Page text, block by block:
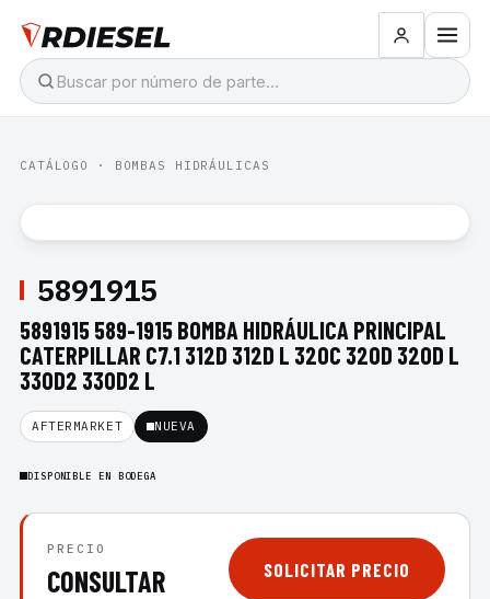
CATÁLOGO · BOMBAS HIDRÁULICAS
5891915
5891915 589-1915 BOMBA HIDRÁULICA PRINCIPAL
CATERPILLAR C7.1 312D 312D L 320C 320D 320D L
330D2 330D2 L
AFTERMARKET NUEVA
DISPONIBLE EN BODEGA
PRECIO
CONSULTAR SOLICITAR PRECIO